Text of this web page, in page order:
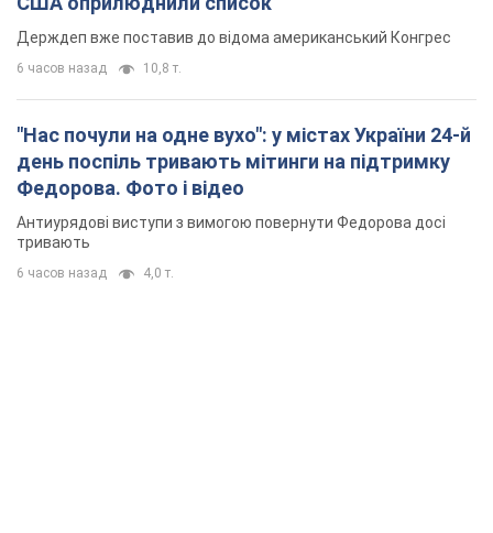
Держдеп вже поставив до відома американський Конгрес
6 часов назад 10,8 т.
"Нас почули на одне вухо": у містах України 24-й
день поспіль тривають мітинги на підтримку
Федорова. Фото і відео
Антиурядові виступи з вимогою повернути Федорова досі
тривають
6 часов назад 4,0 т.